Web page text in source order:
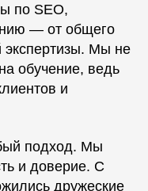
по SEO,
— от общего
экспертизы. Мы не
обучение, ведь
и
подход. Мы
и доверие. С
дружеские